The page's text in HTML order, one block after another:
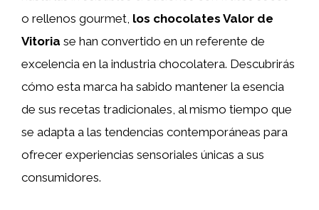
o rellenos gourmet, los chocolates Valor de
Vitoria se han convertido en un referente de
excelencia en la industria chocolatera. Descubrirás
cómo esta marca ha sabido mantener la esencia
de sus recetas tradicionales, al mismo tiempo que
se adapta a las tendencias contemporáneas para
ofrecer experiencias sensoriales únicas a sus
consumidores.